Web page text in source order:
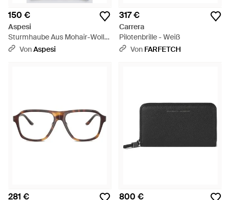
150 €
Aspesi
Sturmhaube Aus Mohair-Woll-
Strick - Blau
VonAspesi
317 €
Carrera
Pilotenbrille - Weiß
Von FARFETCH
281 € 800 €